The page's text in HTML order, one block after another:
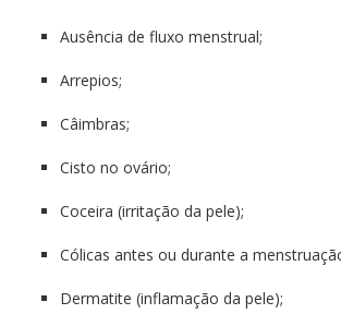
Ausência de fluxo menstrual;
Arrepios;
Câimbras;
Cisto no ovário;
Coceira (irritação da pele);
Cólicas antes ou durante a
Dermatite (inflamação da pele);